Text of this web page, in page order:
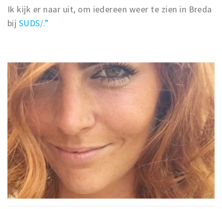
Ik kijk er naar uit, om iedereen weer te zien in Breda
bij SUDS/.”